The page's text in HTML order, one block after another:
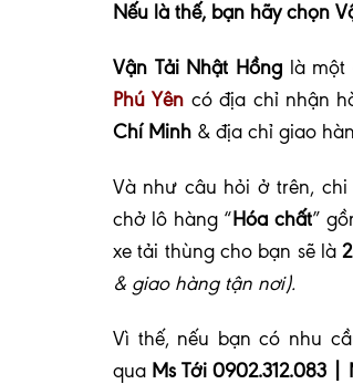
Nếu là thế, bạn hãy chọn
Vận Tải Nhật Hồnglà một
Phú Yên có địa chỉ nhận
Chí Minh & địa chỉ giao
Và như câu hỏi ở trên,
chở lô hàng “Hóa chất”
xe tải thùng cho bạn sẽ là
& giao hàng tận nơi).
Vì thế, nếu bạn có nhu
qua Ms Tới 0902.312.083 |